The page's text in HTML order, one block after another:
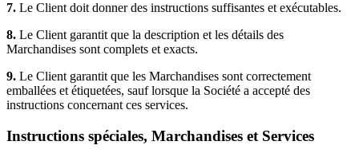
7. Le Client doit donner des instructions suffisantes et exécutables.
8. Le Client garantit que la description et les détails des
Marchandises sont complets et exacts.
9. Le Client garantit que les Marchandises sont correctement
emballées et étiquetées, sauf lorsque la Société a accepté des
instructions concernant ces services.
Instructions spéciales, Marchandises et Services